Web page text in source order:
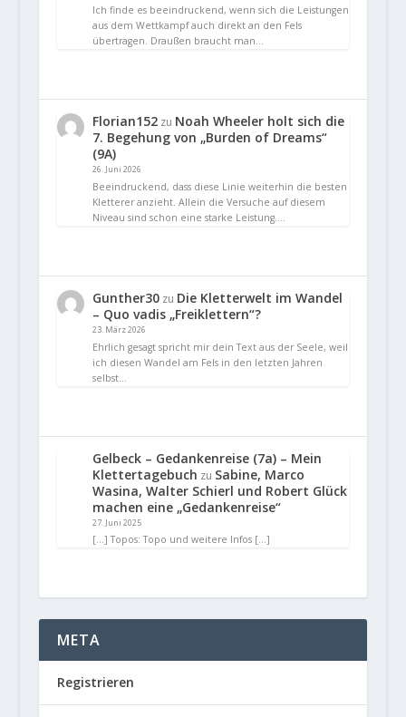
Ich finde es beeindruckend, wenn sich die Leistungen
aus dem Wettkampf auch direkt an den Fels
übertragen. Draußen braucht man…
Florian152zu Noah Wheeler holt sich die
7. Begehung von „Burden of Dreams“
(9A)
26. Juni 2026
Beeindruckend, dass diese Linie weiterhin die besten
Kletterer anzieht. Allein die Versuche auf diesem
Niveau sind schon eine starke Leistung.…
Gunther30zu Die Kletterwelt im Wandel
– Quo vadis „Freiklettern“?
23. März 2026
Ehrlich gesagt spricht mir dein Text aus der Seele, weil
ich diesen Wandel am Fels in den letzten Jahren
selbst…
Gelbeck – Gedankenreise (7a) – Mein
Klettertagebuch zu Sabine, Marco
Wasina, Walter Schierl und Robert Glück
machen eine „Gedankenreise“
27. Juni 2025
[…] Topos: Topo und weitere Infos […]
META
Registrieren